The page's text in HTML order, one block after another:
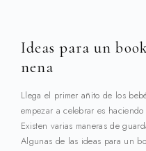
Ideas para un
nena
Llega el primer añito de los
empezar a celebrar es
Existen varias maneras de
Algunas de las ideas para un